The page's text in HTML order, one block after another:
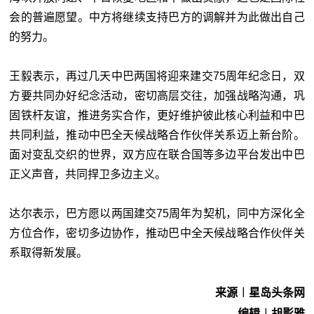
会的普遍愿望。中方将继续支持巴方的调解并为此做出自己
的努力。
王毅表示，再过几天中巴两国将迎来建交75周年纪念日，双
方要共同办好纪念活动，密切高层交往，加强战略沟通，巩
固铁杆友谊，推进务实合作，更好维护彼此核心利益和中巴
共同利益，推动中巴全天候战略合作伙伴关系迈上新台阶。
面对变乱交织的世界，双方应在联合国等多边平台发出中巴
正义声音，共同捍卫多边主义。
达尔表示，巴方愿以两国建交75周年为契机，同中方深化全
方位合作，密切多边协作，推动巴中全天候战略合作伙伴关
系取得新发展。
来源︱星岛头条网